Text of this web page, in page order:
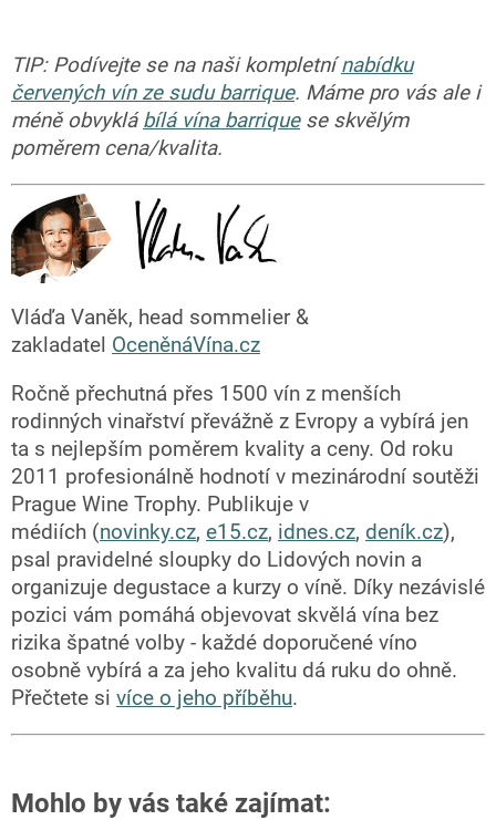
TIP: Podívejte se na naši kompletnínabídku
červených vín ze sudu barrique. Máme pro vás ale i
méně obvyklábílá vína barriquese skvělým
poměrem cena/kvalita.
Vláďa Vaněk, head sommelier &
zakladatel OceněnáVína.cz
Ročně přechutná přes 1500 vín z menších
rodinných vinařství převážně z Evropy a vybírá jen
ta s nejlepším poměrem kvality a ceny. Od roku
2011 profesionálně hodnotí v mezinárodní soutěži
Prague Wine Trophy. Publikuje v
médiích (novinky.cz, e15.cz, idnes.cz, deník.cz),
psal pravidelné sloupky do Lidových novin a
organizuje degustace a kurzy o víně. Díky nezávislé
pozici vám pomáhá objevovat skvělá vína bez
rizika špatné volby - každé doporučené víno
osobně vybírá a za jeho kvalitu dá ruku do ohně.
Přečtete si více o jeho příběhu.
Mohlo by vás také zajímat: